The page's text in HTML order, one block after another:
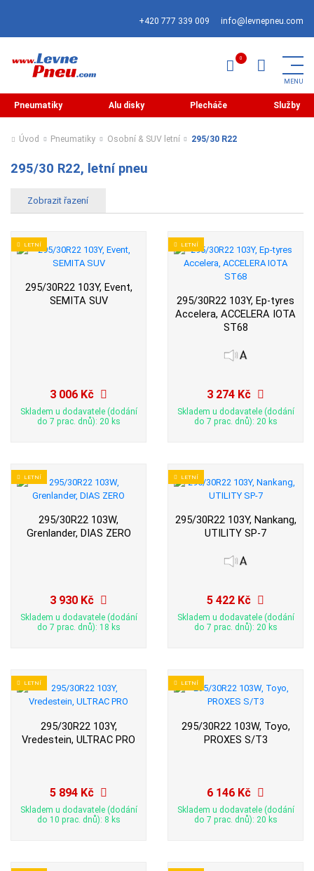
+420 777 339 009 info@levnepneu.com
Pneumatiky Alu disky Plecháče Služby
Úvod Pneumatiky Osobní & SUV letní 295/30 R22
295/30 R22, letní pneu
LETNÍ
295/30R22 103Y, Event,
SEMITA SUV
3 006 Kč
Skladem u dodavatele (dodání
do 7 prac. dnů): 20 ks
LETNÍ
295/30R22 103Y, Ep-tyres
Accelera, ACCELERA IOTA
ST68
3 274 Kč
Skladem u dodavatele (dodání
do 7 prac. dnů): 20 ks
LETNÍ
295/30R22 103W,
Grenlander, DIAS ZERO
3 930 Kč
Skladem u dodavatele (dodání
do 7 prac. dnů): 18 ks
LETNÍ
295/30R22 103Y, Nankang,
UTILITY SP-7
5 422 Kč
Skladem u dodavatele (dodání
do 7 prac. dnů): 20 ks
LETNÍ
295/30R22 103Y,
Vredestein, ULTRAC PRO
5 894 Kč
Skladem u dodavatele (dodání
do 10 prac. dnů): 8 ks
LETNÍ
295/30R22 103W, Toyo,
PROXES S/T3
6 146 Kč
Skladem u dodavatele (dodání
do 7 prac. dnů): 20 ks